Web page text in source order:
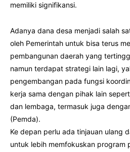
memiliki signifikansi.
Adanya dana desa menjadi salah
oleh Pemerintah untuk bisa terus
pembangunan daerah yang
namun terdapat strategi lain lagi,
pengembangan pada fungsi
kerja sama dengan pihak lain
dan lembaga, termasuk juga
(Pemda).
Ke depan perlu ada tinjauan ulang
untuk lebih memfokuskan program